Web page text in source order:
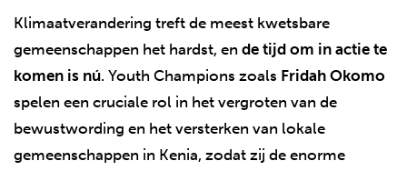
Klimaatverandering treft de meest kwetsbare
gemeenschappen het hardst, en de tijd om in actie te
komen is nú. Youth Champions zoals Fridah Okomo
spelen een cruciale rol in het vergroten van de
bewustwording en het versterken van lokale
gemeenschappen in Kenia, zodat zij de enorme